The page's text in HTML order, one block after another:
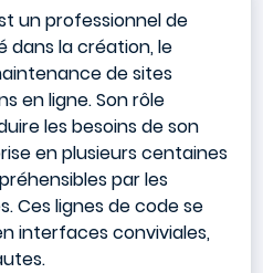
un professionnel de
dans la création, le
de sites
en ligne. Son rôle
les besoins de son
en plusieurs centaines
par les
Ces lignes de code se
interfaces conviviales,